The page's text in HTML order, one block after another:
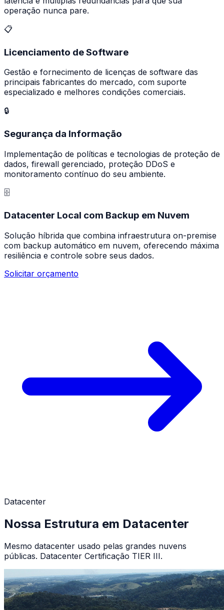
operação nunca pare.
📋
Licenciamento de Software
Gestão e fornecimento de licenças de software das
principais fabricantes do mercado, com suporte
especializado e melhores condições comerciais.
🔒
Segurança da Informação
Implementação de políticas e tecnologias de proteção de
dados, firewall gerenciado, proteção DDoS e
monitoramento contínuo do seu ambiente.
🗄️
Datacenter Local com Backup em Nuvem
Solução híbrida que combina infraestrutura on-premise
com backup automático em nuvem, oferecendo máxima
resiliência e controle sobre seus dados.
Solicitar orçamento
Datacenter
Nossa Estrutura em Datacenter
Mesmo datacenter usado pelas grandes nuvens
públicas. Datacenter Certificação TIER III.